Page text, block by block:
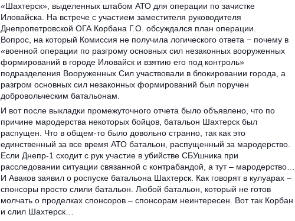
«Шахтерск», выделенных штабом АТО для операции по зачистке
Иловайска. На встрече с участием заместителя руководителя
Днепропетровской ОГА Корбана Г.О. обсуждался план операции.
Вопрос, на который Комиссия не получила логического ответа − почему в
«военной операции по разгрому основных сил незаконных вооруженных
формирований в городе Иловайск и взятию его под контроль»
подразделения Вооруженных Сил участвовали в блокировании города, а
разгром основных сил незаконных формирований был поручен
добровольческим батальонам.
И вот после выкладки промежуточного отчета было объявлено, что по
причине мародерства некоторых бойцов, батальон Шахтерск был
распущен. Что в общем-то было довольно странно, так как это
единственный за все время АТО батальон, распущенный за мародерство.
Если Днепр-1 сходит с рук участие в убийстве СБУшника при
расследовании ситуации связанной с контрабандой, а тут – мародерство…
И Аваков заявил о роспуске батальона Шахтерск. Как говорят в кулуарах –
спонсоры просто слили батальон. Любой батальон, который не готов
молчать о проделках спонсоров – спонсорам неинтересен. Вот так Корбан
и слил Шахтерск…